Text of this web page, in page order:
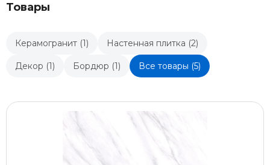
Товары
Керамогранит (1) Настенная плитка (2)
Декор (1) Бордюр (1) Все товары (5)